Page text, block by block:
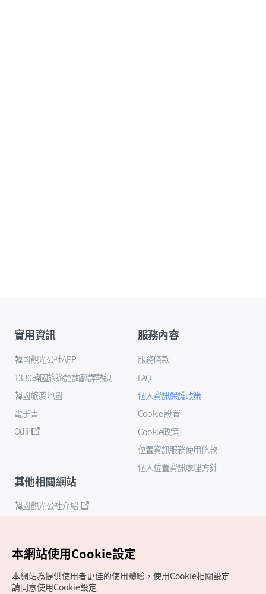
實用資訊
韓國觀光公社APP
1330韓國旅遊諮詢翻譯熱線
韓國旅遊地圖
電子書
Odii
服務內容
服務條款
FAQ
個人資訊保護政策
Cookie 設置
Cookie政策
位置資訊服務使用條款
個人位置資訊處理方針
其他相關網站
韓國觀光公社介紹
本網站使用Cookie設定
本網站為提供使用者更佳的使用體驗，使用Cookie相關設定
請同意使用Cookie設定